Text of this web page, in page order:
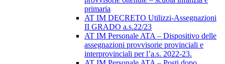
primaria
AT IM DECRETO Utilizzi-Assegnazioni
II GRADO a.s.22/23
AT IM Personale ATA – Dispositivo delle
assegnazioni provvisorie provinciali e
interprovinciali per l’a.s. 2022-23.